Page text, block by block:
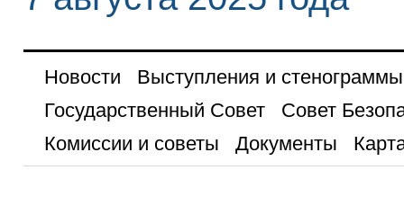
Новости
Выступления и стенограммы
Государственный Совет
Совет
Комиссии и советы
Документы